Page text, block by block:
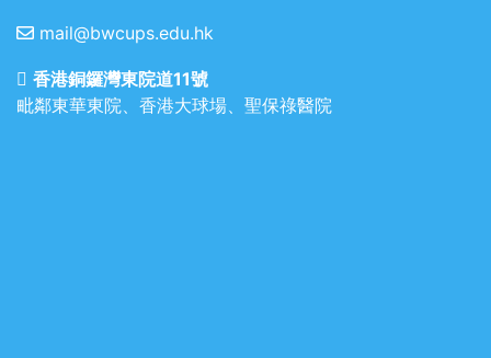
mail@bwcups.edu.hk
香港銅鑼灣東院道11號
毗鄰東華東院、香港大球場、聖保祿醫院